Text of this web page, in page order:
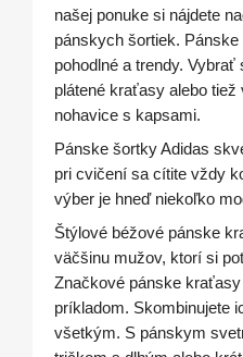
našej ponuke si nájdete
pánskych šortiek.
pohodlné a trendy. Vybrať
plátené kraťasy alebo
nohavice s kapsami.
Pánske šortky Adidas
pri cvičení sa cítite vždy
výber je hneď niekoľko
Štýlové béžové pánske
väčšinu mužov, ktorí si
Značkové pánske
príkladom. Skombinujete
všetkým. S pánskym